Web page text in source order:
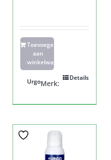
Toevoegen
aan
winkelwagen
Details
Merk:
Urgo